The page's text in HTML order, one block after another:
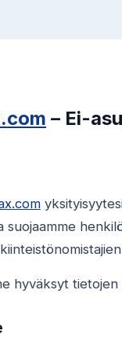
– Ei-
suojaamme
hyväksyt